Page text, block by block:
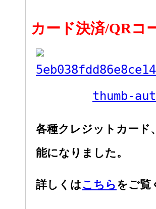
カード決済/QRコ
各種クレジットカード
能になりました。
詳しくはこちら をご覧